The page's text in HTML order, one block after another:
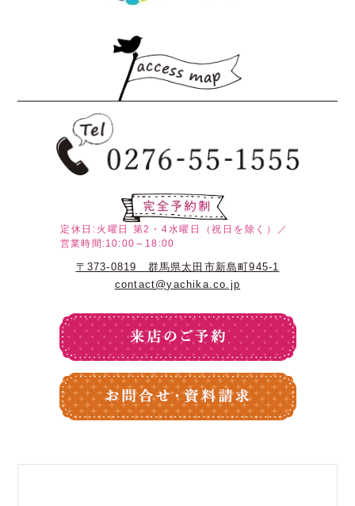
定休日:火曜日
第2・4水曜日（祝日を除く）／
営業時間:10:00～18:00
〒373-0819 群馬県太田市新島町945-1
contact@yachika.co.jp